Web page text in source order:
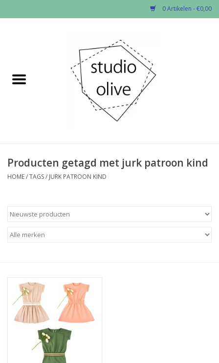
0 Artikelen - €0,00
✂︎Nieuw
Fournituren
Workshops
Diy pakketten
Producten getagd met jurk patroon kind
HOME/TAGS/ JURK PATROON KIND